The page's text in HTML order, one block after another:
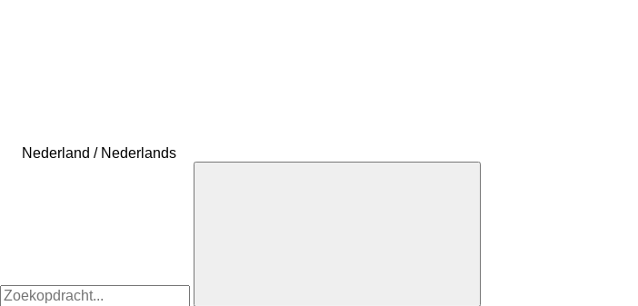
Nederland / Nederlands